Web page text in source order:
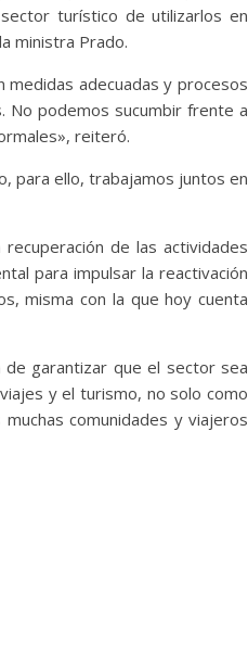
turístico de utilizarlos en
ministra Prado.
medidas adecuadas y procesos
No podemos sucumbir frente a
reiteró.
para ello, trabajamos juntos en
de las actividades
para impulsar la reactivación
misma con la que hoy cuenta
garantizar que el sector sea
y el turismo, no solo como
comunidades y viajeros